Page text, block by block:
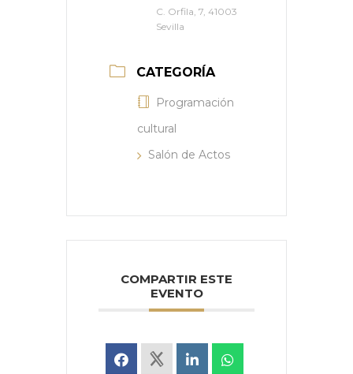
C. Orfila, 7, 41003
Sevilla
CATEGORÍA
Programación
cultural
Salón de Actos
COMPARTIR ESTE
EVENTO